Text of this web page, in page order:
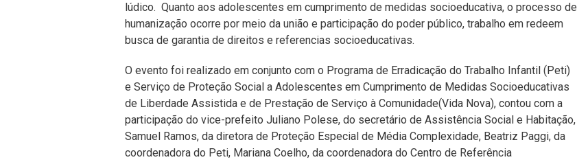
lúdico. Quanto aos adolescentes em cumprimento de medidas socioeducativa, o processo de
humanização ocorre por meio da união e participação do poder público, trabalho em redeem
busca de garantia de direitos e referencias socioeducativas.
O evento foi realizado em conjunto com o Programa de Erradicação do Trabalho Infantil (Peti)
e Serviço de Proteção Social a Adolescentes em Cumprimento de Medidas Socioeducativas
de Liberdade Assistida e de Prestação de Serviço à Comunidade(Vida Nova), contou com a
participação do vice-prefeito Juliano Polese, do secretário de Assistência Social e Habitação,
Samuel Ramos, da diretora de Proteção Especial de Média Complexidade, Beatriz Paggi, da
coordenadora do Peti, Mariana Coelho, da coordenadora do Centro de Referência